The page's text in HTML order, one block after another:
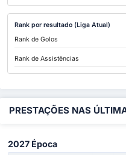
Rank por resultado (Liga Atual)
Rank de Golos
Rank de Assistências
PRESTAÇÕES NAS
2027 Época